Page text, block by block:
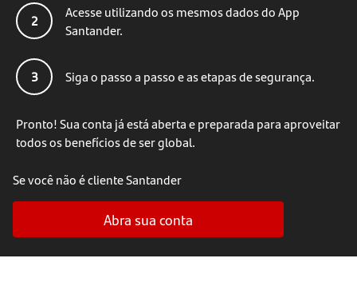
2
Acesse utilizando os mesmos dados do App
Santander.
3 Siga o passo a passo e as etapas de segurança.
Pronto! Sua conta já está aberta e preparada para aproveitar
todos os benefícios de ser global.
Se você não é cliente Santander
Abra sua conta